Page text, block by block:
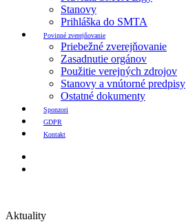
Stanovy
Prihláška do SMTA
Povinné zverejňovanie
Priebežné zverejňovanie
Zasadnutie orgánov
Použitie verejných zdrojov
Stanovy a vnútorné predpisy
Ostatné dokumenty
Sponzori
GDPR
Kontakt
Aktuality